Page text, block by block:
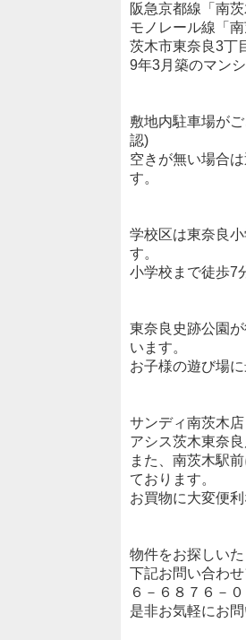
阪急京都線「南
モノレール線「南
茨木市東奈良3丁
9年3月築のマンシ
敷地内駐車場が
認)
空きが無い場合
す。
学校区は東奈良
す。
小学校まで徒歩7
東奈良史跡公園
います。
お子様の遊び場に
サンディ南茨木
アシス茨木東奈良
また、南茨木駅
ております。
お買物に大変便利
物件をお探しいた
下記お問い合わ
６－６８７６－
是非お気軽にお問